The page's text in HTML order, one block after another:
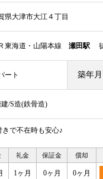
県大津市大江４丁目
東海道・山陽本線 瀬田駅
ート 築年月
建/S造(鉄骨造)
で不在時も安心♪
礼金 保証金 償却
1ヶ月 0ヶ月 0ヶ月